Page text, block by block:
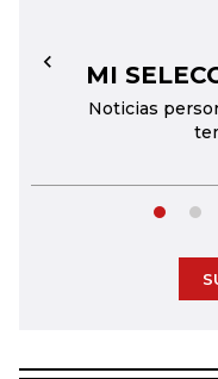
MI
Noticias
←